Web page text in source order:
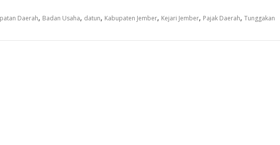
Daerah, Badan Usaha, datun, Kabupaten Jember, Kejari Jember, Pajak Daerah, Tunggakan